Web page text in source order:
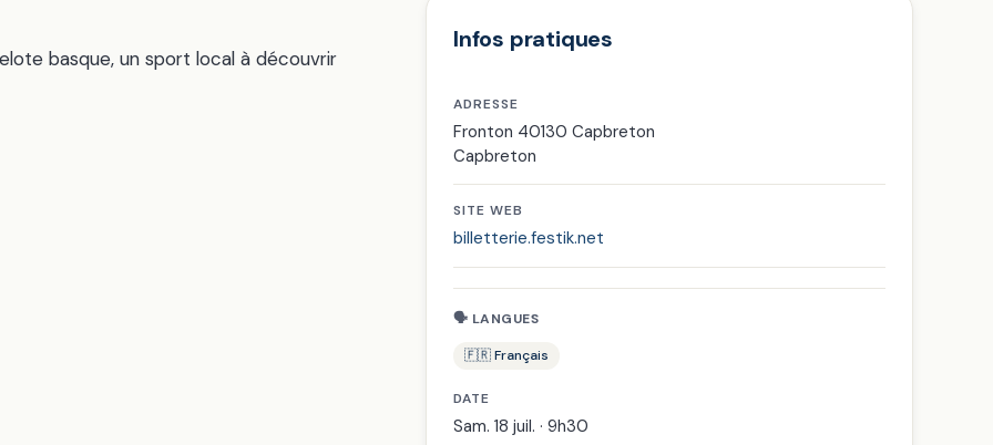
basque, un sport local à découvrir
Infos pratiques
ADRESSE
Fronton 40130 Capbreton
Capbreton
SITE WEB
billetterie.festik.net
🗣 LANGUES
🇫🇷 Français
DATE
Sam. 18 juil. · 9h30